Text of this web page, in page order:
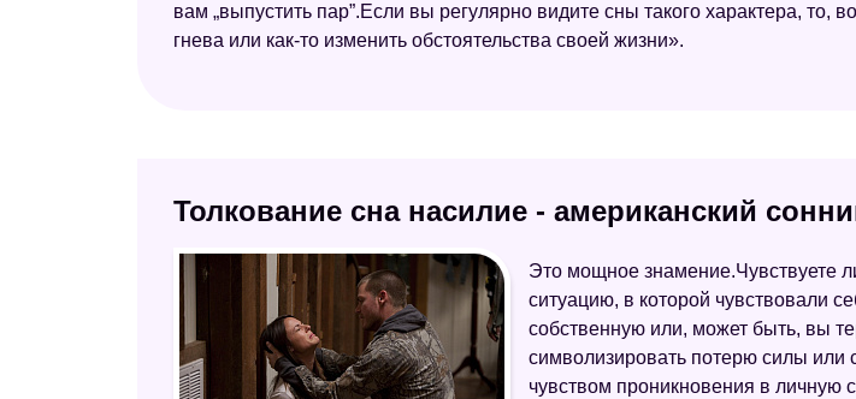
вам „выпустить пар”.Если вы регулярно видите сны такого характера, то,
гнева или как-то изменить обстоятельства своей жизни».
Толкование сна насилие - американский
Это мощное знамение.Чувствуете
ситуацию, в которой чувствовали
собственную или, может быть, вы
символизировать потерю силы
чувством проникновения в